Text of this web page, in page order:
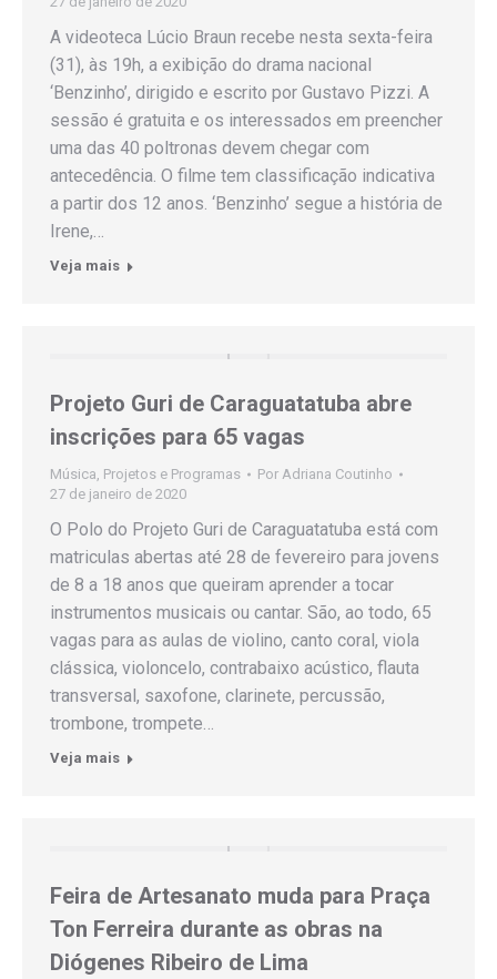
A videoteca Lúcio Braun recebe nesta sexta-feira
(31), às 19h, a exibição do drama nacional
‘Benzinho’, dirigido e escrito por Gustavo Pizzi. A
sessão é gratuita e os interessados em preencher
uma das 40 poltronas devem chegar com
antecedência. O filme tem classificação indicativa
a partir dos 12 anos. ‘Benzinho’ segue a história de
Irene,…
Veja mais
Projeto Guri de Caraguatatuba abre
inscrições para 65 vagas
Música, Projetos e Programas Por Adriana Coutinho
27 de janeiro de 2020
O Polo do Projeto Guri de Caraguatatuba está com
matriculas abertas até 28 de fevereiro para jovens
de 8 a 18 anos que queiram aprender a tocar
instrumentos musicais ou cantar. São, ao todo, 65
vagas para as aulas de violino, canto coral, viola
clássica, violoncelo, contrabaixo acústico, flauta
transversal, saxofone, clarinete, percussão,
trombone, trompete…
Veja mais
Feira de Artesanato muda para Praça
Ton Ferreira durante as obras na
Diógenes Ribeiro de Lima